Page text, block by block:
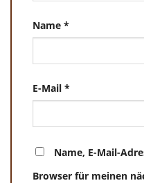
Name *
E-Mail *
Name, E-Mail-
Browser für meinen